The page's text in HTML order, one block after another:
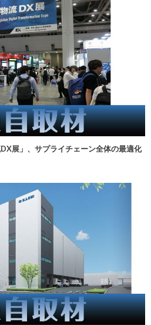
展」、サプライチェーン全体の最適化